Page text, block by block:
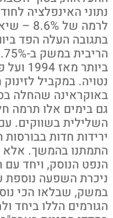
נתוני האינפלציה
ביותר
נטויה. במקביל
באוקראינה שהחלה
גם בימים אלו תרמה
השלילית בשווקים.
ירידות חדות
התמתנו בהמשך.
הנפט הנוסק, ויחד
ניכרת השפעה נוספת
במשק, שבלאו הכי
הגורמים הללו ביחד